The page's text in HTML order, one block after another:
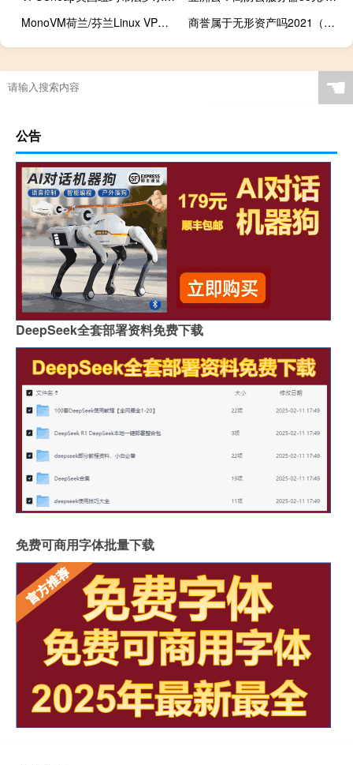
MonoVM荷兰/芬兰Linux VPS 6美元/月，Windows VPS 9美元/月，支持支付宝/Paypal
商誉属于无形资产吗2021（商誉属于无形资产）
☚
公告
DeepSeek全套部署资料免费下载
免费可商用字体批量下载